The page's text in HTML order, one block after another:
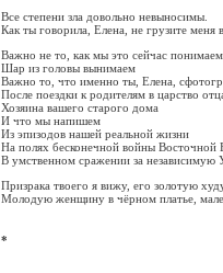
Все степени зла довольно невыносимы.
Как ты говорила, Елена, не грузите меня
Важно не то, как мы это сейчас понимаем
Шар из головы вынимаем
Важно то, что именно ты, Елена,
После поездки к родителям в царство
Хозяина вашего старого дома
И что мы напишем
Из эпизодов нашей реальной жизни
На полях бесконечной войны Восточной
В умственном сражении за независимую
Призрака твоего я вижу, его золотую
Молодую женщину в чёрном платье,
*